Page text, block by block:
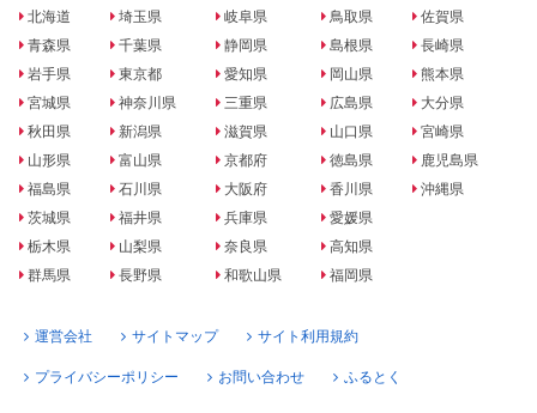
北海道
青森県
岩手県
宮城県
秋田県
山形県
福島県
茨城県
栃木県
群馬県
埼玉県
千葉県
東京都
神奈川県
新潟県
富山県
石川県
福井県
山梨県
長野県
岐阜県
静岡県
愛知県
三重県
滋賀県
京都府
大阪府
兵庫県
奈良県
和歌山県
鳥取県
島根県
岡山県
広島県
山口県
徳島県
香川県
愛媛県
高知県
福岡県
佐賀県
長崎県
熊本県
大分県
宮崎県
鹿児島県
沖縄県
運営会社 サイトマップ サイト利用規約
プライバシーポリシー お問い合わせ ふるとく